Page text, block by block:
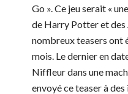
Go ». Ce jeu serait «
de Harry Potter et des
nombreux teasers ont
mois. Le dernier en
Niffleur dans une
envoyé ce teaser à